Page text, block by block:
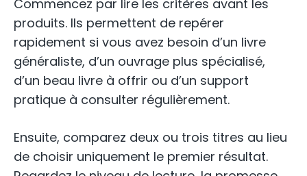
Commencez par lire les critères avant les
produits. Ils permettent de repérer
rapidement si vous avez besoin d’un livre
généraliste, d’un ouvrage plus spécialisé,
d’un beau livre à offrir ou d’un support
pratique à consulter régulièrement.
Ensuite, comparez deux ou trois titres au lieu
de choisir uniquement le premier résultat.